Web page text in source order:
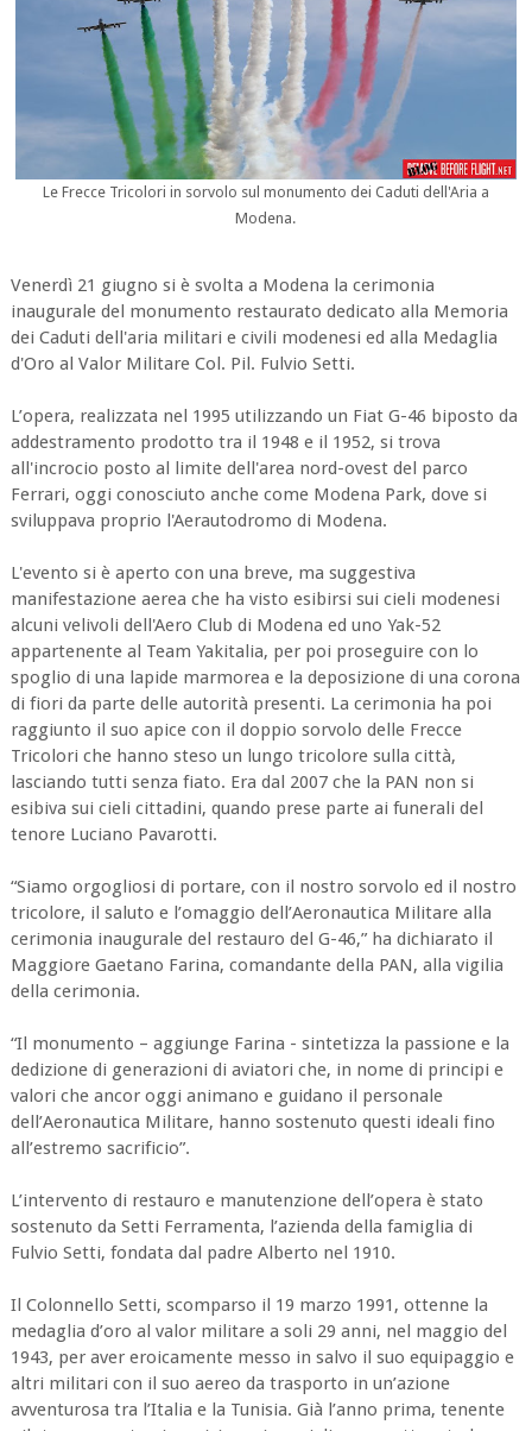
Le Frecce Tricolori in sorvolo sul monumento dei Caduti dell'Aria a
Modena.
Venerdì 21 giugno si è svolta a Modena la cerimonia
inaugurale del monumento restaurato dedicato alla Memoria
dei Caduti dell'aria militari e civili modenesi ed alla Medaglia
d'Oro al Valor Militare Col. Pil. Fulvio Setti.
L’opera, realizzata nel 1995 utilizzando un Fiat G-46 biposto da
addestramento prodotto tra il 1948 e il 1952, si trova
all'incrocio posto al limite dell'area nord-ovest del parco
Ferrari, oggi conosciuto anche come Modena Park, dove si
sviluppava proprio l'Aerautodromo di Modena.
L'evento si è aperto con una breve, ma suggestiva
manifestazione aerea che ha visto esibirsi sui cieli modenesi
alcuni velivoli dell'Aero Club di Modena ed uno Yak-52
appartenente al Team Yakitalia, per poi proseguire con lo
spoglio di una lapide marmorea e la deposizione di una corona
di fiori da parte delle autorità presenti. La cerimonia ha poi
raggiunto il suo apice con il doppio sorvolo delle Frecce
Tricolori che hanno steso un lungo tricolore sulla città,
lasciando tutti senza fiato. Era dal 2007 che la PAN non si
esibiva sui cieli cittadini, quando prese parte ai funerali del
tenore Luciano Pavarotti.
“Siamo orgogliosi di portare, con il nostro sorvolo ed il nostro
tricolore, il saluto e l’omaggio dell’Aeronautica Militare alla
cerimonia inaugurale del restauro del G-46,” ha dichiarato il
Maggiore Gaetano Farina, comandante della PAN, alla vigilia
della cerimonia.
“Il monumento – aggiunge Farina - sintetizza la passione e la
dedizione di generazioni di aviatori che, in nome di principi e
valori che ancor oggi animano e guidano il personale
dell’Aeronautica Militare, hanno sostenuto questi ideali fino
all’estremo sacrificio”.
L’intervento di restauro e manutenzione dell’opera è stato
sostenuto da Setti Ferramenta, l’azienda della famiglia di
Fulvio Setti, fondata dal padre Alberto nel 1910.
Il Colonnello Setti, scomparso il 19 marzo 1991, ottenne la
medaglia d’oro al valor militare a soli 29 anni, nel maggio del
1943, per aver eroicamente messo in salvo il suo equipaggio e
altri militari con il suo aereo da trasporto in un’azione
avventurosa tra l’Italia e la Tunisia. Già l’anno prima, tenente